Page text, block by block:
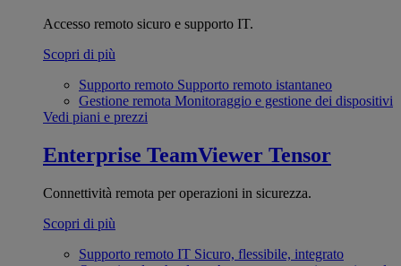
Accesso remoto sicuro e supporto IT.
Scopri di più
Supporto remoto Supporto remoto istantaneo
Gestione remota Monitoraggio e gestione dei dispositivi
Vedi piani e prezzi
Enterprise TeamViewer Tensor
Connettività remota per operazioni in sicurezza.
Scopri di più
Supporto remoto IT Sicuro, flessibile, integrato